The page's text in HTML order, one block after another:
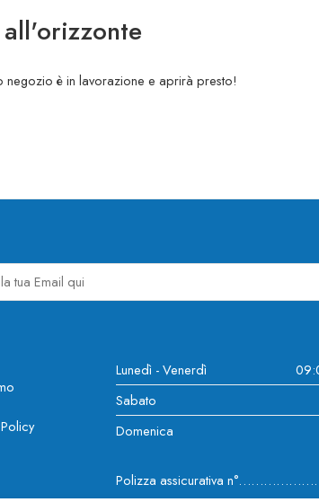
è in lavorazione e aprirà presto!
Lunedì - Venerdì
Sabato
Domenica
Polizza assicurativa